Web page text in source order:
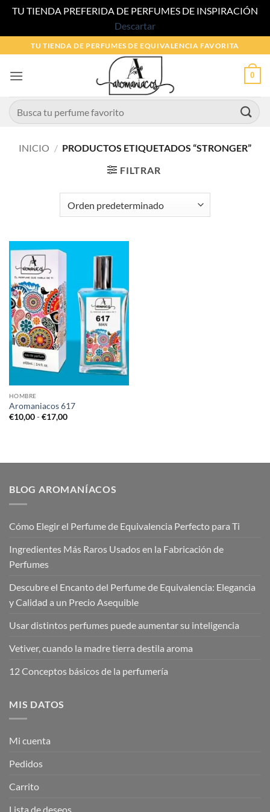
TU TIENDA PREFERIDA DE PERFUMES DE INSPIRACIÓN
Descartar
al
contenido
TU TIENDA DE PERFUMES DE EQUIVALENCIA FAVORITA
0
Buscar
por:
INICIO / PRODUCTOS ETIQUETADOS “STRONGER”
FILTRAR
HOMBRE
Aromaniacos 617
€10,00 - €17,00Rango
€17,00
BLOG AROMANÍACOS
Cómo Elegir el Perfume de Equivalencia Perfecto para Ti
Ingredientes Más Raros Usados en la Fabricación de
Perfumes
Descubre el Encanto del Perfume de Equivalencia: Elegancia
y Calidad a un Precio Asequible
Usar distintos perfumes puede aumentar su inteligencia
Vetiver, cuando la madre tierra destila aroma
12 Conceptos básicos de la perfumería
MIS DATOS
Mi cuenta
Pedidos
Carrito
Lista de deseos